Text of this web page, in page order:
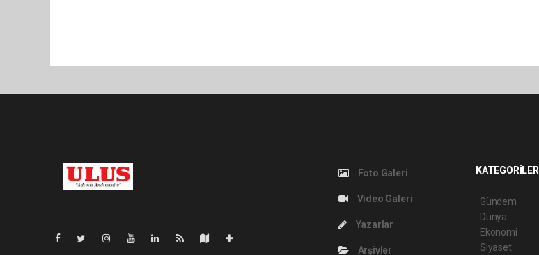
Foto Galeri
Video Galeri
Yazarlar
Arşivler
KATEGORİLER
Gündem
Dünya
Ekonomi
Siyaset